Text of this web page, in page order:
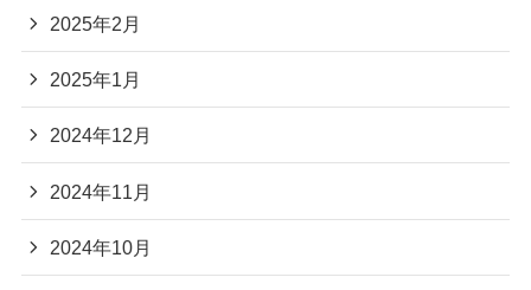
2025年2月
2025年1月
2024年12月
2024年11月
2024年10月